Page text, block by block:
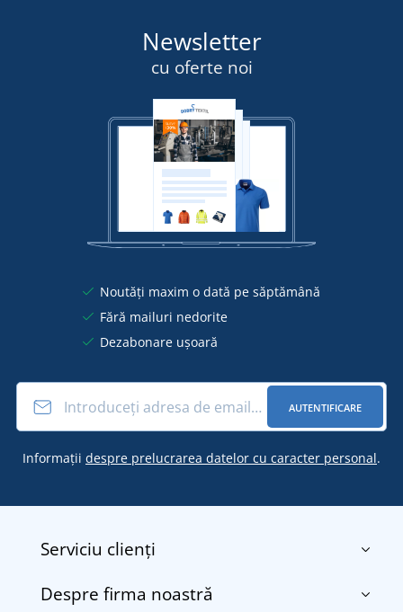
Newsletter
cu oferte noi
Noutăți maxim o dată pe săptămână
Fără mailuri nedorite
Dezabonare ușoară
AUTENTIFICARE
Informații despre prelucrarea datelor cu caracter personal.
Serviciu clienți
Contact
Despre firma noastră